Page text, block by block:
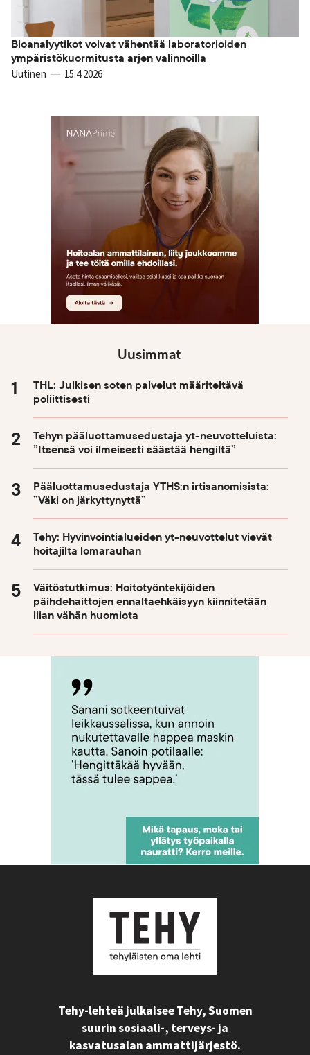
Bioanalyytikot voivat vähentää laboratorioiden
ympäristökuormitusta arjen valinnoilla
Uutinen 15.4.2026
Uusimmat
THL: Julkisen soten palvelut määriteltävä
poliittisesti
Tehyn pääluottamusedustaja yt-neuvotteluista:
”Itsensä voi ilmeisesti säästää hengiltä”
Pääluottamusedustaja YTHS:n irtisanomisista:
”Väki on järkyttynyttä”
Tehy: Hyvinvointialueiden yt-neuvottelut vievät
hoitajilta lomarauhan
Väitöstutkimus: Hoitotyöntekijöiden
päihdehaittojen ennaltaehkäisyyn kiinnitetään
liian vähän huomiota
Tehy-lehteä julkaisee Tehy, Suomen
suurin sosiaali-, terveys- ja
kasvatusalan ammattijärjestö.